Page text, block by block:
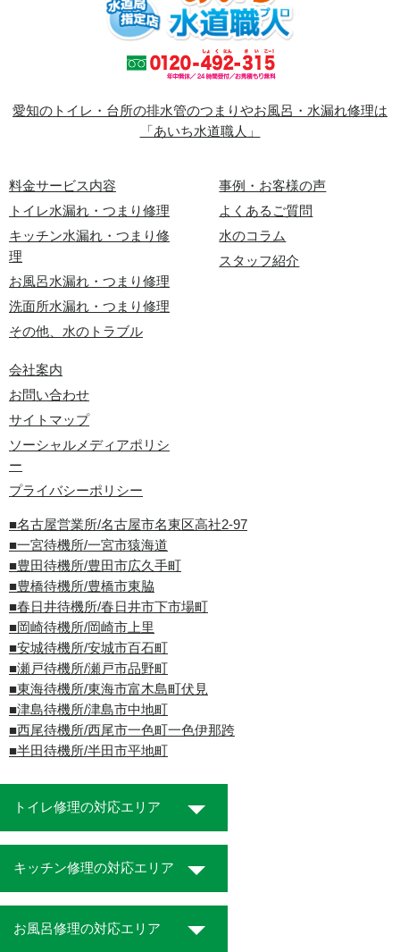
愛知のトイレ・台所の排水管のつまりやお風呂・水漏れ修理は
「あいち水道職人」
料金サービス内容
トイレ水漏れ・つまり修理
キッチン水漏れ・つまり修
理
お風呂水漏れ・つまり修理
洗面所水漏れ・つまり修理
その他、水のトラブル
事例・お客様の声
よくあるご質問
水のコラム
スタッフ紹介
会社案内
お問い合わせ
サイトマップ
ソーシャルメディアポリシ
ー
プライバシーポリシー
■名古屋営業所/名古屋市名東区高社2-97
■一宮待機所/一宮市猿海道
■豊田待機所/豊田市広久手町
■豊橋待機所/豊橋市東脇
■春日井待機所/春日井市下市場町
■岡崎待機所/岡崎市上里
■安城待機所/安城市百石町
■瀬戸待機所/瀬戸市品野町
■東海待機所/東海市富木島町伏見
■津島待機所/津島市中地町
■西尾待機所/西尾市一色町一色伊那跨
■半田待機所/半田市平地町
トイレ修理の対応エリア
キッチン修理の対応エリア
お風呂修理の対応エリア